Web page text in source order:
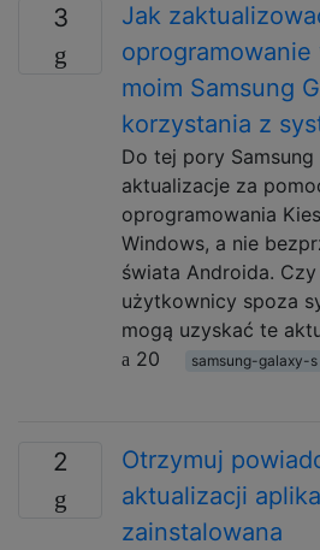
3
Jak
moim Samsung
korzystania z
Do tej pory Samsung
aktualizacje za
oprogramowania
Windows, a nie
świata Androida.
użytkownicy spoza
mogą uzyskać te
20
samsung-galaxy-s
2
Otrzymuj
aktualizacji
zainstalowana